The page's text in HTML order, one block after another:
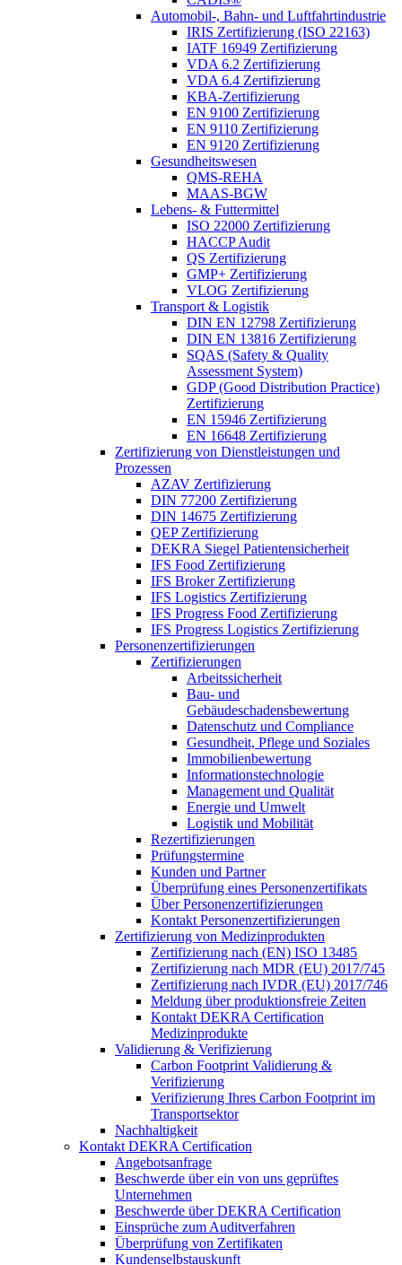
Automobil-, Bahn- und Luftfahrtindustrie
IRIS Zertifizierung (ISO 22163)
IATF 16949 Zertifizierung
VDA 6.2 Zertifizierung
VDA 6.4 Zertifizierung
KBA-Zertifizierung
EN 9100 Zertifizierung
EN 9110 Zertifizierung
EN 9120 Zertifizierung
Gesundheitswesen
QMS-REHA
MAAS-BGW
Lebens- & Futtermittel
ISO 22000 Zertifizierung
HACCP Audit
QS Zertifizierung
GMP+ Zertifizierung
VLOG Zertifizierung
Transport & Logistik
DIN EN 12798 Zertifizierung
DIN EN 13816 Zertifizierung
SQAS (Safety & Quality
Assessment System)
GDP (Good Distribution Practice)
Zertifizierung
EN 15946 Zertifizierung
EN 16648 Zertifizierung
Zertifizierung von Dienstleistungen und
Prozessen
AZAV Zertifizierung
DIN 77200 Zertifizierung
DIN 14675 Zertifizierung
QEP Zertifizierung
DEKRA Siegel Patientensicherheit
IFS Food Zertifizierung
IFS Broker Zertifizierung
IFS Logistics Zertifizierung
IFS Progress Food Zertifizierung
IFS Progress Logistics Zertifizierung
Personenzertifizierungen
Zertifizierungen
Arbeitssicherheit
Bau- und
Gebäudeschadensbewertung
Datenschutz und Compliance
Gesundheit, Pflege und Soziales
Immobilienbewertung
Informationstechnologie
Management und Qualität
Energie und Umwelt
Logistik und Mobilität
Rezertifizierungen
Prüfungstermine
Kunden und Partner
Überprüfung eines Personenzertifikats
Über Personenzertifizierungen
Kontakt Personenzertifizierungen
Zertifizierung von Medizinprodukten
Zertifizierung nach (EN) ISO 13485
Zertifizierung nach MDR (EU) 2017/745
Zertifizierung nach IVDR (EU) 2017/746
Meldung über produktionsfreie Zeiten
Kontakt DEKRA Certification
Medizinprodukte
Validierung & Verifizierung
Carbon Footprint Validierung &
Verifizierung
Verifizierung Ihres Carbon Footprint im
Transportsektor
Nachhaltigkeit
Kontakt DEKRA Certification
Angebotsanfrage
Beschwerde über ein von uns geprüftes
Unternehmen
Beschwerde über DEKRA Certification
Einsprüche zum Auditverfahren
Überprüfung von Zertifikaten
Kundenselbstauskunft